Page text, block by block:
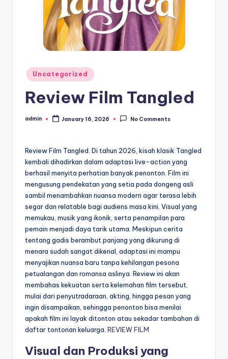
Posted
in
Uncategorized
Review Film Tangled
Posted
admin January 16, 2026 No Comments
Review Film Tangled. Di tahun 2026, kisah klasik Tangled
kembali dihadirkan dalam adaptasi live-action yang
berhasil menyita perhatian banyak penonton. Film ini
mengusung pendekatan yang setia pada dongeng asli
sambil menambahkan nuansa modern agar terasa lebih
segar dan relatable bagi audiens masa kini. Visual yang
memukau, musik yang ikonik, serta penampilan para
pemain menjadi daya tarik utama. Meskipun cerita
tentang gadis berambut panjang yang dikurung di
menara sudah sangat dikenal, adaptasi ini mampu
menyajikan nuansa baru tanpa kehilangan pesona
petualangan dan romansa aslinya. Review ini akan
membahas kekuatan serta kelemahan film tersebut,
mulai dari penyutradaraan, akting, hingga pesan yang
ingin disampaikan, sehingga penonton bisa menilai
apakah film ini layak ditonton atau sekadar tambahan di
daftar tontonan keluarga. REVIEW FILM
Visual dan Produksi yang